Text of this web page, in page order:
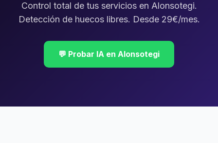
Control total de tus servicios en Alonsotegi.
Detección de huecos libres. Desde 29€/mes.
💬 Probar IA en Alonsotegi